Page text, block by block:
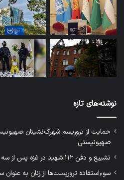
نوشته‌های تازه
حمایت از تروریسم شهرک‌نشینان
صهیونیستی
تشییع و دفن ۱۱۲ شهید در غزه پس از سه سال
سوءاستفاده تروریست‌ها از زنان به عنوان